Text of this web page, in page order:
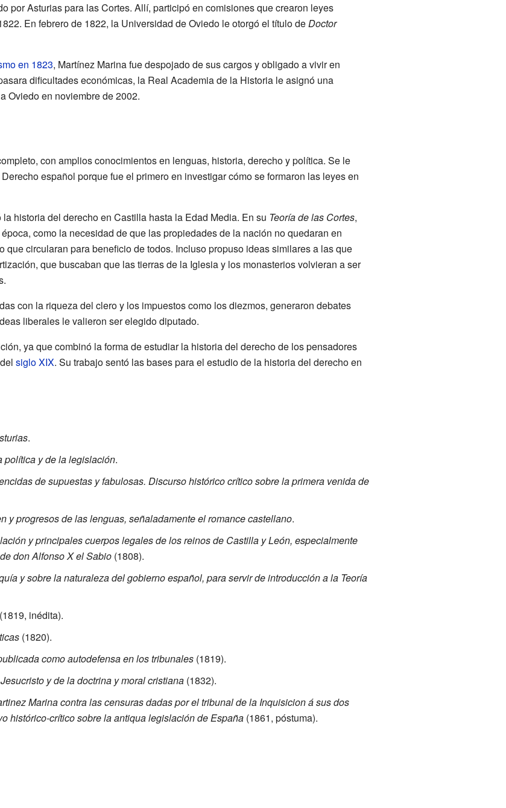
por Asturias para las Cortes. Allí, participó en comisiones que crearon leyes
En febrero de 1822, la Universidad de Oviedo le otorgó el título deDoctor
en 1823, Martínez Marina fue despojado de sus cargos y obligado a vivir en
dificultades económicas, la Real Academia de la Historia le asignó una
Oviedo en noviembre de 2002.
con amplios conocimientos en lenguas, historia, derecho y política. Se le
español porque fue el primero en investigar cómo se formaron las leyes en
historia del derecho en Castilla hasta la Edad Media. En su Teoría de las Cortes,
como la necesidad de que las propiedades de la nación no quedaran en
que circularan para beneficio de todos. Incluso propuso ideas similares a las que
que buscaban que las tierras de la Iglesia y los monasterios volvieran a ser
con la riqueza del clero y los impuestos como los diezmos, generaron debates
liberales le valieron ser elegido diputado.
ya que combinó la forma de estudiar la historia del derecho de los pensadores
siglo XIX. Su trabajo sentó las bases para el estudio de la historia del derecho en
.
política y de la legislación.
de supuestas y fabulosas. Discurso histórico crítico sobre la primera venida de
y progresos de las lenguas, señaladamente el romance castellano.
y principales cuerpos legales de los reinos de Castilla y León, especialmente
don Alfonso X el Sabio(1808).
y sobre la naturaleza del gobierno español, para servir de introducción a la Teoría
inédita).
(1820).
como autodefensa en los tribunales(1819).
y de la doctrina y moral cristiana(1832).
Marina contra las censuras dadas por el tribunal de la Inquisicion á sus dos
histórico-crítico sobre la antiqua legislación de España(1861, póstuma).